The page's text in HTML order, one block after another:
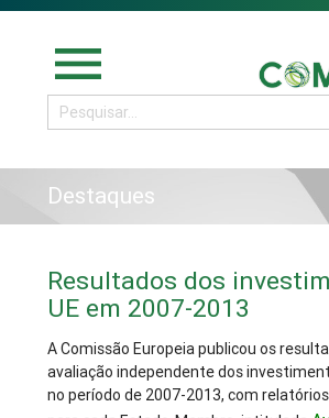
menu
Destaques
Resultados dos
UE em 2007-2013
A Comissão Europeia publicou os
avaliação independente dos
no período de 2007-2013, com